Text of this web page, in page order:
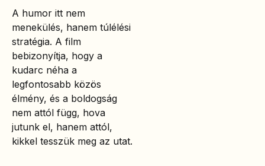
A humor itt nem
menekülés, hanem túlélési
stratégia. A film
bebizonyítja, hogy a
kudarc néha a
legfontosabb közös
élmény, és a boldogság
nem attól függ, hova
jutunk el, hanem attól,
kikkel tesszük meg az utat.